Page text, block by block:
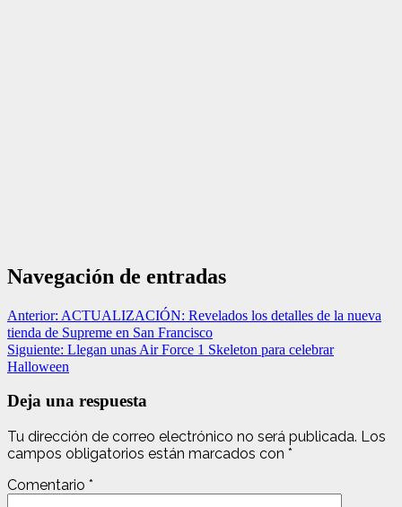
Navegación de entradas
Anterior: ACTUALIZACIÓN: Revelados los detalles de la nueva
tienda de Supreme en San Francisco
Siguiente: Llegan unas Air Force 1 Skeleton para celebrar
Halloween
Deja una respuesta
Tu dirección de correo electrónico no será publicada. Los
campos obligatorios están marcados con *
Comentario *